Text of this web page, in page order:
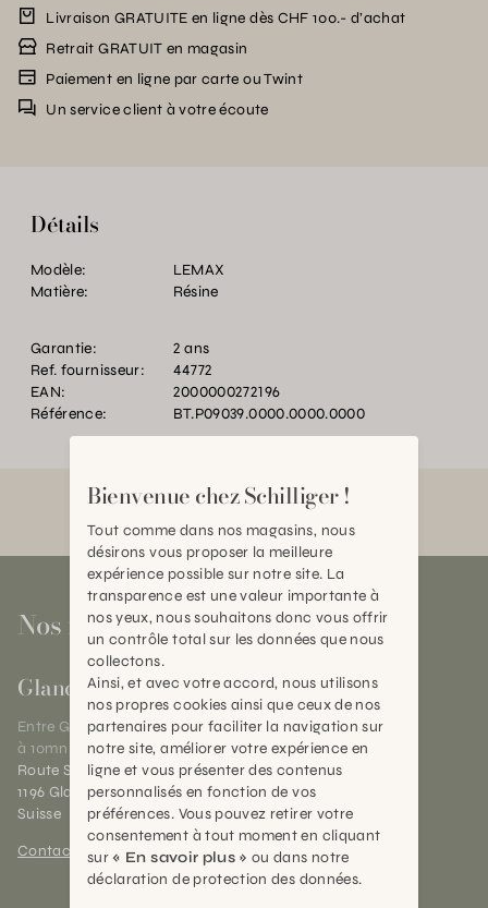
Livraison GRATUITE en ligne dès CHF 100.- d’achat
Retrait GRATUIT en magasin
Paiement en ligne par carte ou Twint
Un service client à votre écoute
Détails
Modèle:
LEMAX
Matière:
Résine
Garantie:
2 ans
Ref. fournisseur:
44772
EAN:
2000000272196
Référence:
BT.P09039.0000.0000.0000
Nos magasins
Gland
Entre Genève et Lausanne,
à 10mn de Nyon
Route Suisse 40
1196 Gland (VD)
Suisse
Contact et horaires
Bienvenue chez Schilliger !
Tout comme dans nos magasins, nous
désirons vous proposer la meilleure
expérience possible sur notre site. La
transparence est une valeur importante à
nos yeux, nous souhaitons donc vous offrir
un contrôle total sur les données que nous
collectons.
Ainsi, et avec votre accord, nous utilisons
nos propres cookies ainsi que ceux de nos
partenaires pour faciliter la navigation sur
notre site, améliorer votre expérience en
ligne et vous présenter des contenus
personnalisés en fonction de vos
préférences. Vous pouvez retirer votre
consentement à tout moment en cliquant
sur « En savoir plus » ou dans notre
déclaration de protection des données.